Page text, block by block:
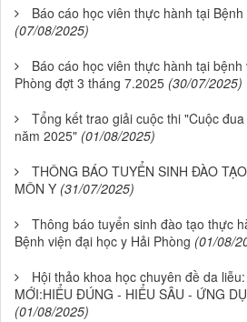
Báo cáo học viên thực hành tại
(07/08/2025)
Báo cáo học viên thực hành tại
Phòng đợt 3 tháng 7.2025 (30/07/2025)
Tổng kết trao giải cuộc thi "Cuộc
năm 2025" (01/08/2025)
THÔNG BÁO TUYỂN SINH ĐÀO
MÔN Y (31/07/2025)
Thông báo tuyển sinh đào tạo thực
Bệnh viện đại học y Hải Phòng (01/08/
Hội thảo khoa học chuyên đề da
MỚI:HIỂU ĐÚNG - HIỂU SÂU - ỨNG
(01/08/2025)